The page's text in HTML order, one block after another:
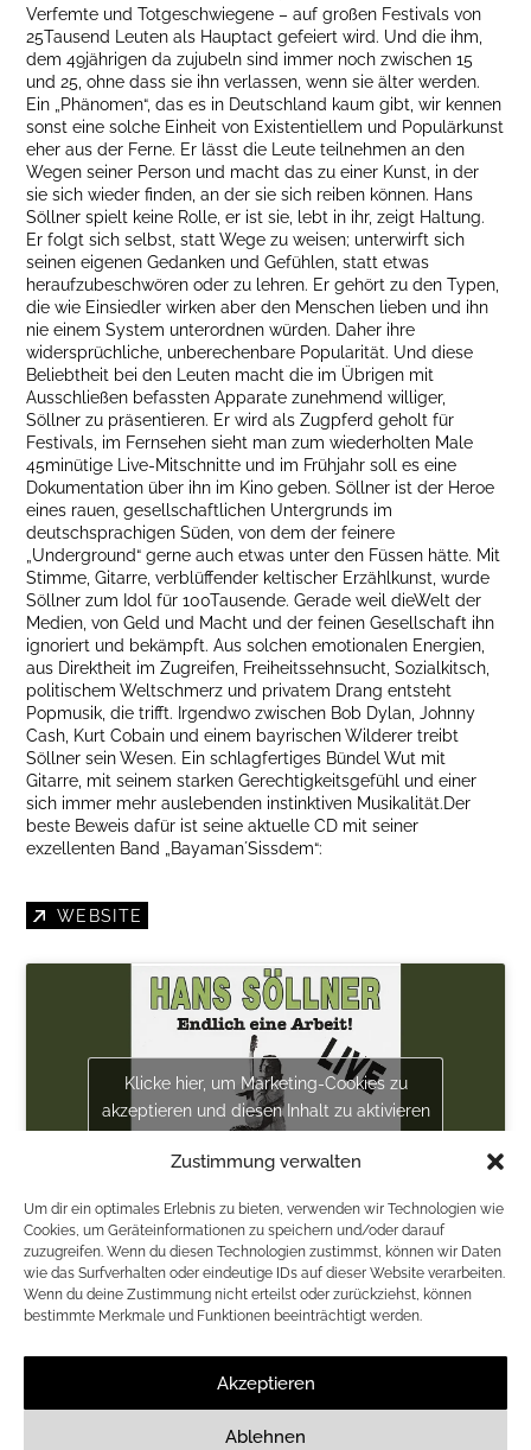
Zustimmung verwalten
Um dir ein optimales Erlebnis zu bieten, verwenden wir Technologien wie
Cookies, um Geräteinformationen zu speichern und/oder darauf
zuzugreifen. Wenn du diesen Technologien zustimmst, können wir Daten
wie das Surfverhalten oder eindeutige IDs auf dieser Website verarbeiten.
Wenn du deine Zustimmung nicht erteilst oder zurückziehst, können
bestimmte Merkmale und Funktionen beeinträchtigt werden.
Akzeptieren
Ablehnen
Verfemte und Totgeschwiegene – auf großen Festivals von
25Tausend Leuten als Hauptact gefeiert wird. Und die ihm,
dem 49jährigen da zujubeln sind immer noch zwischen 15
und 25, ohne dass sie ihn verlassen, wenn sie älter werden.
Ein „Phänomen“, das es in Deutschland kaum gibt, wir kennen
sonst eine solche Einheit von Existentiellem und Populärkunst
eher aus der Ferne. Er lässt die Leute teilnehmen an den
Wegen seiner Person und macht das zu einer Kunst, in der
sie sich wieder finden, an der sie sich reiben können. Hans
Söllner spielt keine Rolle, er ist sie, lebt in ihr, zeigt Haltung.
Er folgt sich selbst, statt Wege zu weisen; unterwirft sich
seinen eigenen Gedanken und Gefühlen, statt etwas
heraufzubeschwören oder zu lehren. Er gehört zu den Typen,
die wie Einsiedler wirken aber den Menschen lieben und ihn
nie einem System unterordnen würden. Daher ihre
widersprüchliche, unberechenbare Popularität. Und diese
Beliebtheit bei den Leuten macht die im Übrigen mit
Ausschließen befassten Apparate zunehmend williger,
Söllner zu präsentieren. Er wird als Zugpferd geholt für
Festivals, im Fernsehen sieht man zum wiederholten Male
45minütige Live-Mitschnitte und im Frühjahr soll es eine
Dokumentation über ihn im Kino geben. Söllner ist der Heroe
eines rauen, gesellschaftlichen Untergrunds im
deutschsprachigen Süden, von dem der feinere
„Underground“ gerne auch etwas unter den Füssen hätte. Mit
Stimme, Gitarre, verblüffender keltischer Erzählkunst, wurde
Söllner zum Idol für 100Tausende. Gerade weil dieWelt der
Medien, von Geld und Macht und der feinen Gesellschaft ihn
ignoriert und bekämpft. Aus solchen emotionalen Energien,
aus Direktheit im Zugreifen, Freiheitssehnsucht, Sozialkitsch,
politischem Weltschmerz und privatem Drang entsteht
Popmusik, die trifft. Irgendwo zwischen Bob Dylan, Johnny
Cash, Kurt Cobain und einem bayrischen Wilderer treibt
Söllner sein Wesen. Ein schlagfertiges Bündel Wut mit
Gitarre, mit seinem starken Gerechtigkeitsgefühl und einer
sich immer mehr auslebenden instinktiven Musikalität.Der
beste Beweis dafür ist seine aktuelle CD mit seiner
exzellenten Band „Bayaman´Sissdem“:
WEBSITE
Klicke hier, um Marketing-Cookies zu
akzeptieren und diesen Inhalt zu aktivieren
Einlass 19:00
TICKETSHOP THÜRINGEN